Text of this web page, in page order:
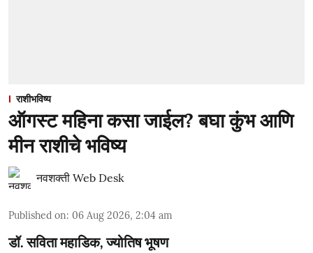
राशीभविष्य
ऑगस्ट महिना कसा जाईल? बघा कुंभ आणि
मीन राशीचे भविष्य
नवशक्ती Web Desk
Published on: 06 Aug 2026, 2:04 am
डॉ. सविता महाडिक, ज्योतिष भूषण